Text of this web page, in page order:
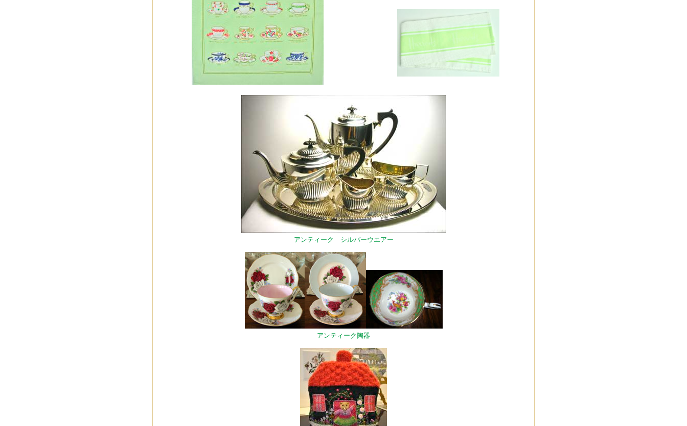
アンティーク シルバーウエアー
アンティーク陶器